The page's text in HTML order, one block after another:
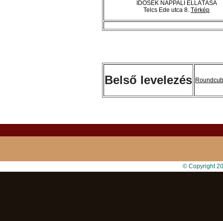
IDŐSEK NAPPALI ELLÁTÁSA
Telcs Ede utca 8. Térkép
Belső levelezés
© Copyright